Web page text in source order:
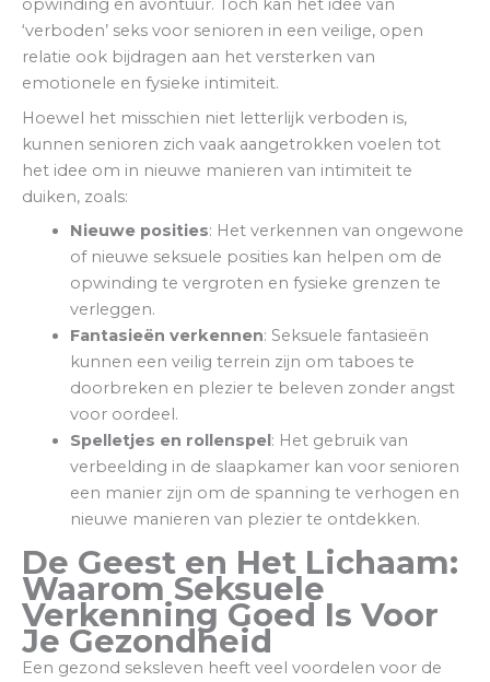
opwinding en avontuur. Toch kan het idee van
‘verboden’ seks voor senioren in een veilige, open
relatie ook bijdragen aan het versterken van
emotionele en fysieke intimiteit.
Hoewel het misschien niet letterlijk verboden is,
kunnen senioren zich vaak aangetrokken voelen tot
het idee om in nieuwe manieren van intimiteit te
duiken, zoals:
Nieuwe posities: Het verkennen van ongewone
of nieuwe seksuele posities kan helpen om de
opwinding te vergroten en fysieke grenzen te
verleggen.
Fantasieën verkennen: Seksuele fantasieën
kunnen een veilig terrein zijn om taboes te
doorbreken en plezier te beleven zonder angst
voor oordeel.
Spelletjes en rollenspel: Het gebruik van
verbeelding in de slaapkamer kan voor senioren
een manier zijn om de spanning te verhogen en
nieuwe manieren van plezier te ontdekken.
De Geest en Het Lichaam:
Waarom Seksuele
Verkenning Goed Is Voor
Je Gezondheid
Een gezond seksleven heeft veel voordelen voor de